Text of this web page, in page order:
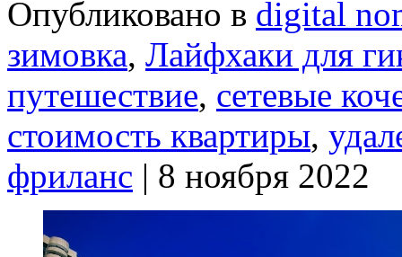
Опубликовано в digital
зимовка, Лайфхаки для
путешествие, сетевые
стоимость квартиры,
фриланс | 8 ноября 2022